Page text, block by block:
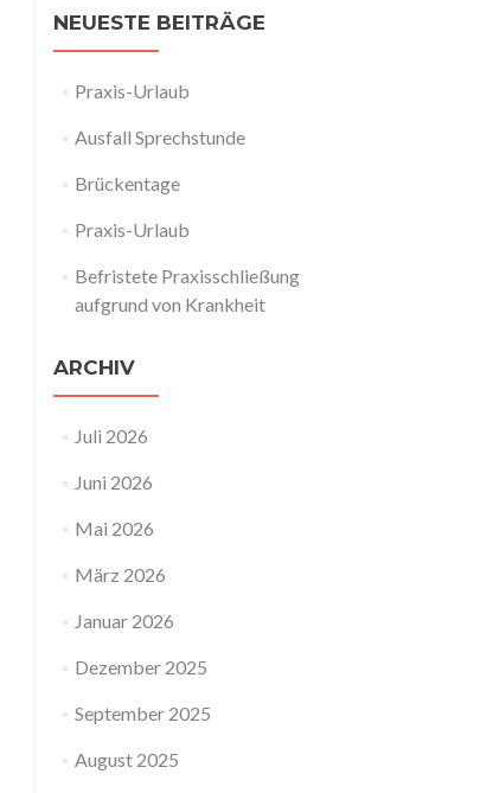
NEUESTE BEITRÄGE
Praxis-Urlaub
Ausfall Sprechstunde
Brückentage
Praxis-Urlaub
Befristete Praxisschließung
aufgrund von Krankheit
ARCHIV
Juli 2026
Juni 2026
Mai 2026
März 2026
Januar 2026
Dezember 2025
September 2025
August 2025